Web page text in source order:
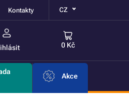
Kontakty CZ
0 Kč
Akce